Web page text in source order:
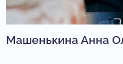
Машенькина Анна